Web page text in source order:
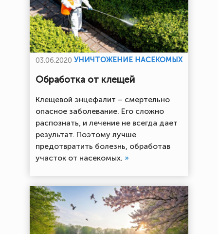
03.06.2020 УНИЧТОЖЕНИЕ НАСЕКОМЫХ
Обработка от клещей
Клещевой энцефалит – смертельно
опасное заболевание. Его сложно
распознать, и лечение не всегда дает
результат. Поэтому лучше
предотвратить болезнь, обработав
участок от насекомых. »